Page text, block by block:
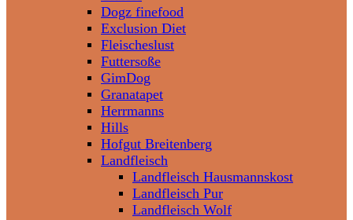
Dogz finefood
Exclusion Diet
Fleischeslust
Futtersoße
GimDog
Granatapet
Herrmanns
Hills
Hofgut Breitenberg
Landfleisch
Landfleisch Hausmannskost
Landfleisch Pur
Landfleisch Wolf